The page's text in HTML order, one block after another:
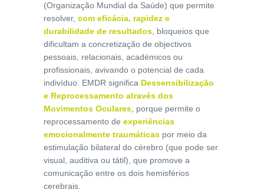
(Organização Mundial da Saúde) que permite
resolver, com eficácia, rapidez e
durabilidade de resultados , bloqueios que
dificultam a concretização de objectivos
pessoais, relacionais, académicos ou
profissionais, avivando o potencial de cada
indivíduo. EMDR significa Dessensibilização
e Reprocessamento através dos
Movimentos Oculares , porque permite o
reprocessamento de experiências
emocionalmente traumáticas por meio da
estimulação bilateral do cérebro (que pode ser
visual, auditiva ou tátil), que promove a
comunicação entre os dois hemisférios
cerebrais.